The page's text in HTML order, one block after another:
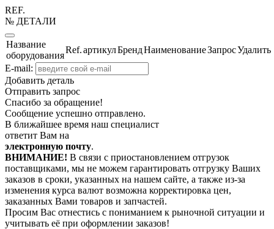
REF.
№ ДЕТАЛИ
Название
оборудования
Ref.артикулБрендНаименованиеЗапросУдалить
E-mail:
Добавить деталь
Отправить запрос
Спасибо за обращение!
Сообщение успешно отправлено.
В ближайшее время наш специалист
ответит Вам на
электронную почту.
ВНИМАНИЕ! В связи с приостановлением отгрузок
поставщиками, мы не можем гарантировать отгрузку Ваших
заказов в сроки, указанных на нашем сайте, а также из-за
изменения курса валют возможна корректировка цен,
заказанных Вами товаров и запчастей.
Просим Вас отнестись с пониманием к рыночной ситуации и
учитывать её при оформлении заказов!